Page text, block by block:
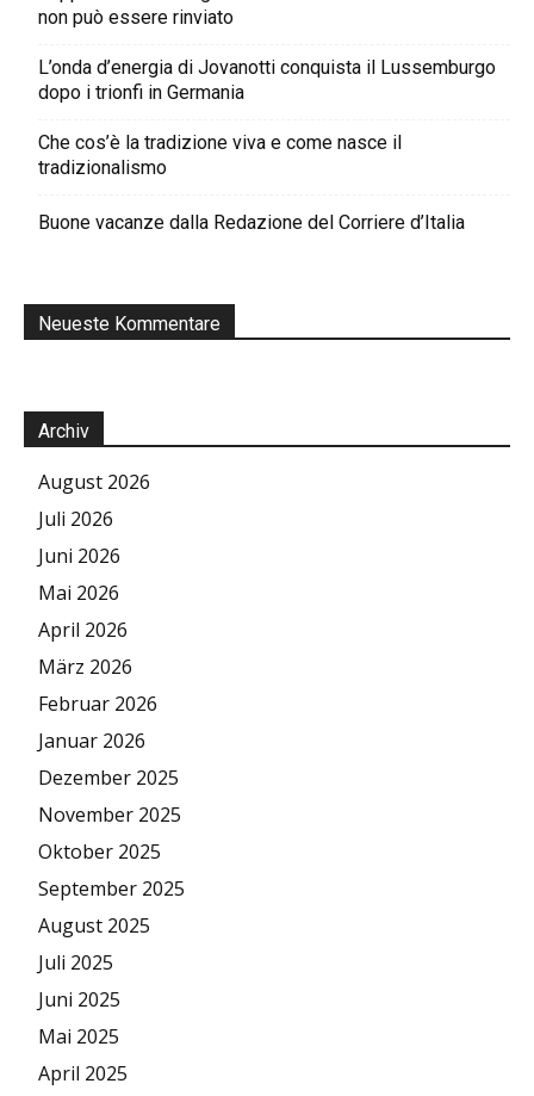
non può essere rinviato
L’onda d’energia di Jovanotti conquista il Lussemburgo
dopo i trionfi in Germania
Che cos’è la tradizione viva e come nasce il
tradizionalismo
Buone vacanze dalla Redazione del Corriere d’Italia
Neueste Kommentare
Archiv
August 2026
Juli 2026
Juni 2026
Mai 2026
April 2026
März 2026
Februar 2026
Januar 2026
Dezember 2025
November 2025
Oktober 2025
September 2025
August 2025
Juli 2025
Juni 2025
Mai 2025
April 2025